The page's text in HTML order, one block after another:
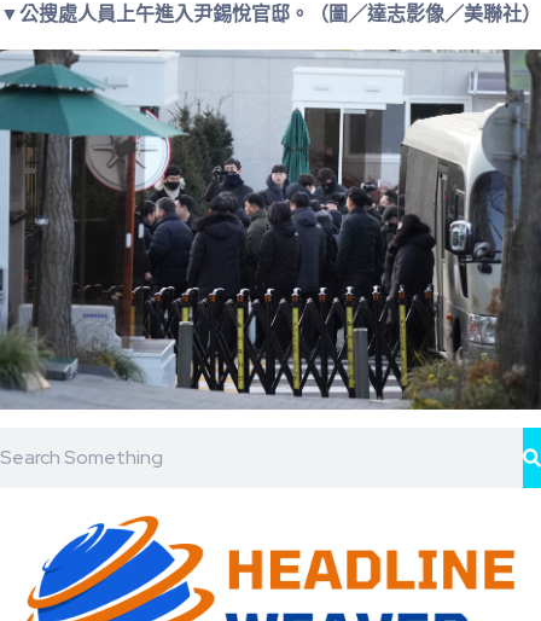
▼公搜處人員上午進入尹錫悅官邸。（圖／達志影像／美聯社）